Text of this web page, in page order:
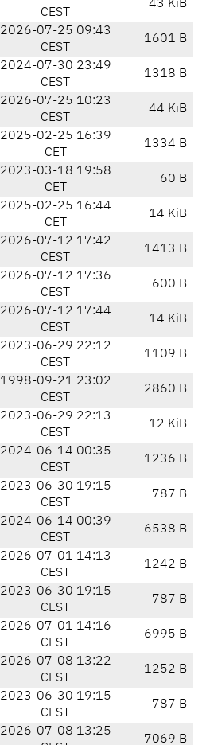
CEST
43 KiB
2026-07-25 09:43
CEST
1601 B
2024-07-30 23:49
CEST
1318 B
2026-07-25 10:23
CEST
44 KiB
2025-02-25 16:39
CET
1334 B
2023-03-18 19:58
CET
60 B
2025-02-25 16:44
CET
14 KiB
2026-07-12 17:42
CEST
1413 B
2026-07-12 17:36
CEST
600 B
2026-07-12 17:44
CEST
14 KiB
2023-06-29 22:12
CEST
1109 B
1998-09-21 23:02
CEST
2860 B
2023-06-29 22:13
CEST
12 KiB
2024-06-14 00:35
CEST
1236 B
2023-06-30 19:15
CEST
787 B
2024-06-14 00:39
CEST
6538 B
2026-07-01 14:13
CEST
1242 B
2023-06-30 19:15
CEST
787 B
2026-07-01 14:16
CEST
6995 B
2026-07-08 13:22
CEST
1252 B
2023-06-30 19:15
CEST
787 B
2026-07-08 13:25
7069 B